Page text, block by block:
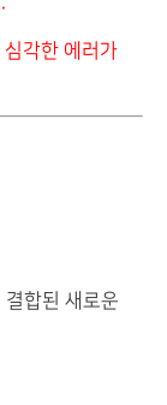
각한 에러가
합된 새로운